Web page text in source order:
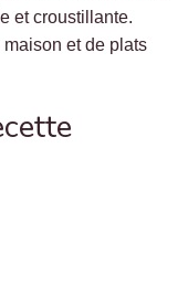
et croustillante.
et de plats